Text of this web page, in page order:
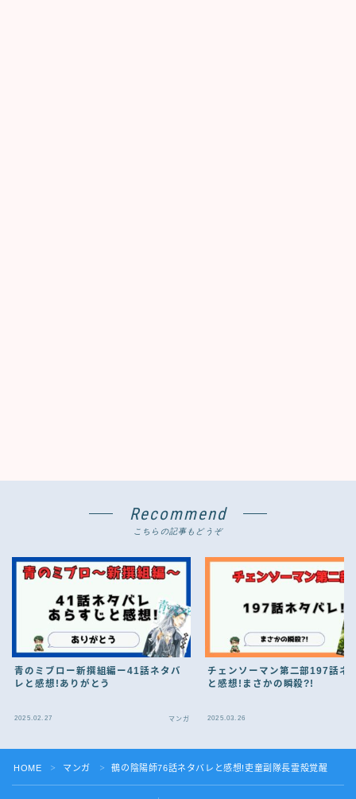
Recommend
こちらの記事もどうぞ
青のミブロー新撰組編ー41話ネタバ
レと感想!ありがとう
2025.02.27 マンガ
チェンソーマン第二部197話ネ
と感想!まさかの瞬殺?!
2025.03.26
HOME ＞ マンガ ＞ 鵺の陰陽師76話ネタバレと感想!吏童副隊長霊殻覚醒